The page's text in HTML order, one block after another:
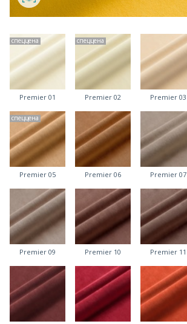
спеццена
Premier 01
спеццена
Premier 02 Premier 03
спеццена
Premier 05 Premier 06 Premier 07
Premier 09 Premier 10 Premier 11